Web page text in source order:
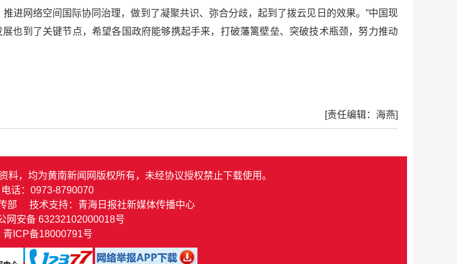
进网络空间国际协同治理，做到了凝聚共识、弥合分歧，起到了拨云见日的效果。”中国现
也到了关键节点，希望各国政府能够携起手来，打破藩篱壁垒、突破技术瓶颈，努力推动
[责任编辑：海燕]
料，均为黄南新闻网版权所有，未经协议授权禁止下载使用。
电话：0973-8790070
部 技术支持：青海日报社新媒体传播中心
网安备 63232102000018号
青ICP备18000791号